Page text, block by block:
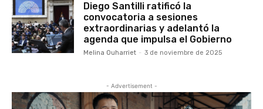
Diego Santilli ratificó la
convocatoria a sesiones
extraordinarias y adelantó la
agenda que impulsa el Gobierno
Melina Ouharriet - 3 de noviembre de 2025
- Advertisement -